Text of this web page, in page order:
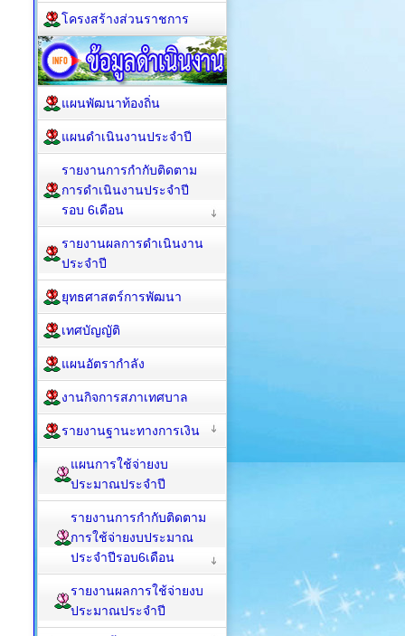
โครงสร้างส่วนราชการ
แผนพัฒนาท้องถิ่น
แผนดำเนินงานประจำปี
รายงานการกำกับติดตาม
การดำเนินงานประจำปี
รอบ 6เดือน
รายงานผลการดำเนินงาน
ประจำปี
ยุทธศาสตร์การพัฒนา
เทศบัญญัติ
แผนอัตรากำลัง
งานกิจการสภาเทศบาล
รายงานฐานะทางการเงิน
แผนการใช้จ่ายงบ
ประมาณประจำปี
รายงานการกำกับติดตาม
การใช้จ่ายงบประมาณ
ประจำปีรอบ6เดือน
รายงานผลการใช้จ่ายงบ
ประมาณประจำปี